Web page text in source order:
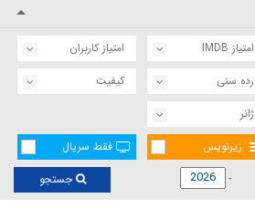
امتیاز IMDB
امتیاز کاربران
رده سنی
کیفیت
ژانر
زیرنویس فقط سریال
جستجو